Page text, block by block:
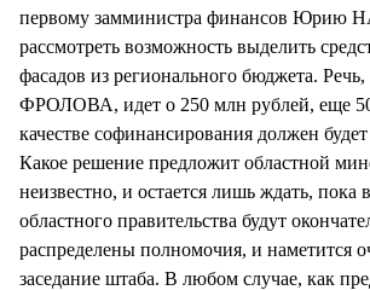
первому замминистра финансов
рассмотреть возможность выделить
фасадов из регионального бюджета.
ФРОЛОВА, идет о 250 млн рублей, еще
качестве софинансирования должен
Какое решение предложит областной
неизвестно, и остается лишь ждать, пока
областного правительства будут
распределены полномочия, и наметится
заседание штаба. В любом случае, как